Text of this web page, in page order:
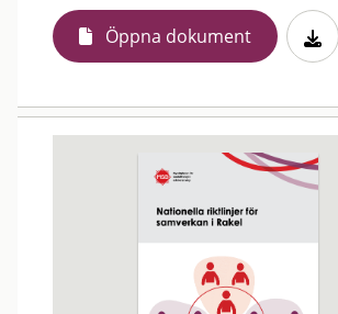
Öppna dokument